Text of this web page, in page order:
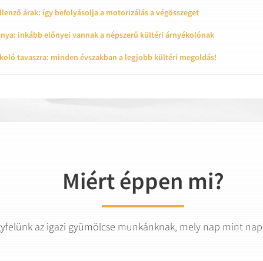
árak: így befolyásolja a motorizálás a végösszeget
inkább előnyei vannak a népszerű kültéri árnyékolónak
tavaszra: minden évszakban a legjobb kültéri megoldás!
Miért éppen mi?
az igazi gyümölcse munkánknak, mely nap mint